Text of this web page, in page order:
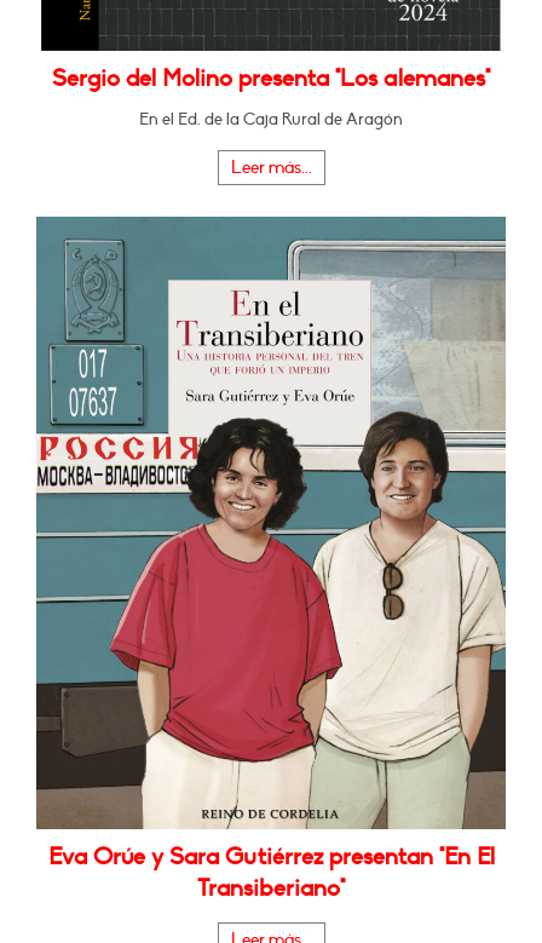
Sergio del Molino presenta "Los alemanes"
En el Ed. de la Caja Rural de Aragón
Leer más...
Eva Orúe y Sara Gutiérrez presentan "En El
Transiberiano"